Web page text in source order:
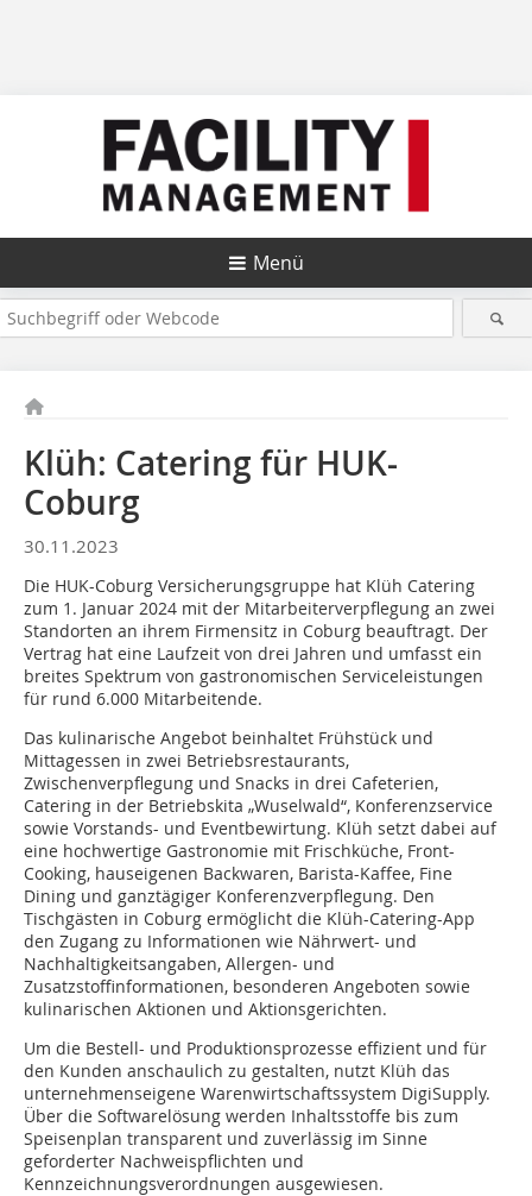
Menü
Klüh: Catering für HUK-
Coburg
30.11.2023
Die HUK-Coburg Versicherungsgruppe hat Klüh Catering
zum 1. Januar 2024 mit der Mitarbeiterverpflegung an zwei
Standorten an ihrem Firmensitz in Coburg beauftragt. Der
Vertrag hat eine Laufzeit von drei Jahren und umfasst ein
breites Spektrum von gastronomischen Serviceleistungen
für rund 6.000 Mitarbeitende.
Das kulinarische Angebot beinhaltet Frühstück und
Mittagessen in zwei Betriebsrestaurants,
Zwischenverpflegung und Snacks in drei Cafeterien,
Catering in der Betriebskita „Wuselwald“, Konferenzservice
sowie Vorstands- und Eventbewirtung. Klüh setzt dabei auf
eine hochwertige Gastronomie mit Frischküche, Front-
Cooking, hauseigenen Backwaren, Barista-Kaffee, Fine
Dining und ganztägiger Konferenzverpflegung. Den
Tischgästen in Coburg ermöglicht die Klüh-Catering-App
den Zugang zu Informationen wie Nährwert- und
Nachhaltigkeitsangaben, Allergen- und
Zusatzstoffinformationen, besonderen Angeboten sowie
kulinarischen Aktionen und Aktionsgerichten.
Um die Bestell- und Produktionsprozesse effizient und für
den Kunden anschaulich zu gestalten, nutzt Klüh das
unternehmenseigene Warenwirtschaftssystem DigiSupply.
Über die Softwarelösung werden Inhaltsstoffe bis zum
Speisenplan transparent und zuverlässig im Sinne
geforderter Nachweispflichten und
Kennzeichnungsverordnungen ausgewiesen.